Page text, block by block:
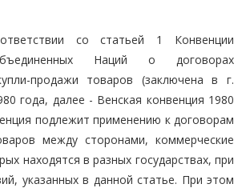
со статьей 1 Конвенции
Наций о договорах
продажи товаров (заключена в г.
года, далее - Венская конвенция 1980
подлежит применению к договорам
между сторонами, коммерческие
находятся в разных государствах, при
указанных в данной статье. При этом